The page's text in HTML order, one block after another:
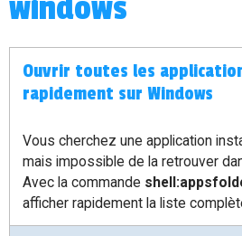
Ouvrir toutes les
rapidement sur Windows
Vous cherchez une application
mais impossible de la retrouver
Avec la commande
afficher rapidement la liste
disponibles sur votre ordinateur.